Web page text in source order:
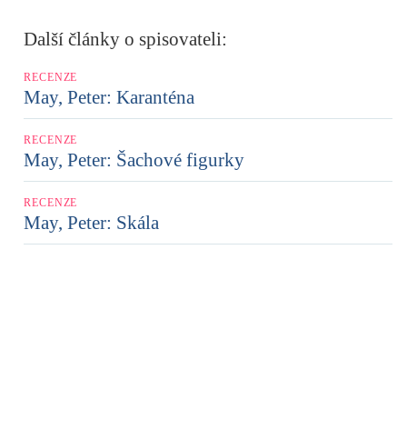
Další články o spisovateli:
RECENZE
May, Peter: Karanténa
RECENZE
May, Peter: Šachové figurky
RECENZE
May, Peter: Skála